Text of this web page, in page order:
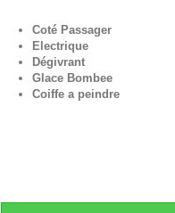
Coté Passager
Electrique
Dégivrant
Glace Bombee
Coiffe a peindre